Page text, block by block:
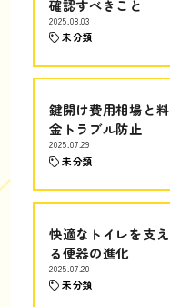
確認すべきこと
2025.08.03
未分類
鍵開け費用相場と料
金トラブル防止
2025.07.29
未分類
快適なトイレを支え
る便器の進化
2025.07.20
未分類